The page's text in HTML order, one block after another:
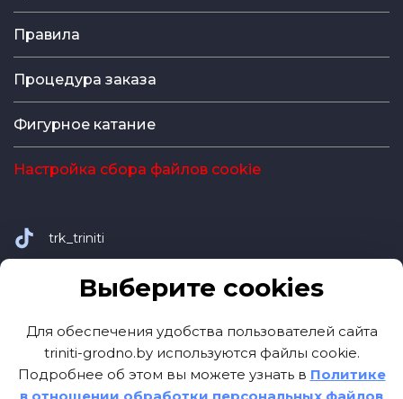
Правила
Процедура заказа
Фигурное катание
Настройка сбора файлов cookie
trk_triniti
+375 (29) 311-23-23
Сайт ТРК TRINITI
Выберите cookies
Для обеспечения удобства пользователей сайта
triniti-grodno.by используются файлы cookie.
Подробнее об этом вы можете узнать в Политике